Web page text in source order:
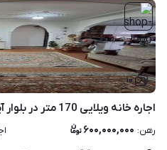
۱۰
اجاره خانه ویلایی 170 متر در بلوار آیت
رهن: ۶۰۰,۰۰۰,۰۰۰